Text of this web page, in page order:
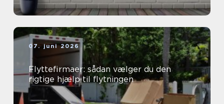
07. juni 2026
Flyttefirmaer: sådan vælger du den
rigtige hjælp til flytningen